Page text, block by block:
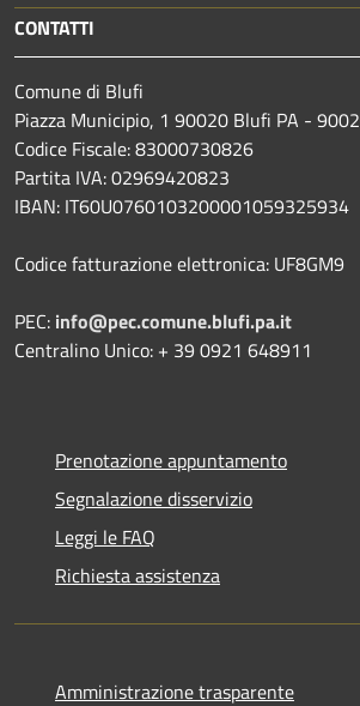
CONTATTI
Comune di Blufi
Piazza Municipio, 1 90020 Blufi PA -
Codice Fiscale: 83000730826
Partita IVA: 02969420823
IBAN: IT60U0760103200001059325934
Codice fatturazione elettronica: UF8GM9
PEC: info@pec.comune.blufi.pa.it
Centralino Unico: + 39 0921 648911
Prenotazione appuntamento
Segnalazione disservizio
Leggi le FAQ
Richiesta assistenza
Amministrazione trasparente